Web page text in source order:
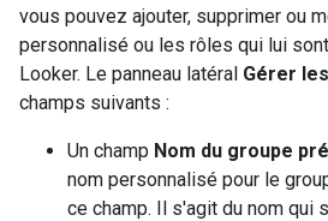
vous pouvez ajouter, supprimer ou
personnalisé ou les rôles qui lui
Looker. Le panneau latéral Gérer
champs suivants :
Un champ Nom du groupe
nom personnalisé pour le
ce champ. Il s'agit du nom qui